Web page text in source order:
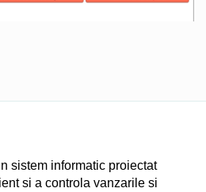
sistem informatic proiectat
si a controla vanzarile si